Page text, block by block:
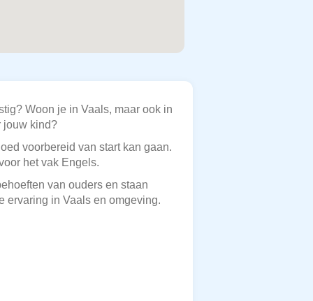
Woon je in Vaals, maar ook in
jouw kind?
voorbereid van start kan gaan.
het vak Engels.
van ouders en staan
ervaring in Vaals en omgeving.